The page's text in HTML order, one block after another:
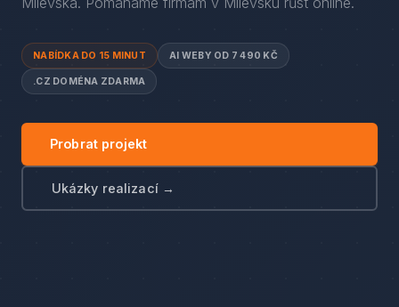
NABÍDKA DO 15 MINUT AI WEBY OD 7 490 KČ
.CZ DOMÉNA ZDARMA
Probrat projekt
Ukázky realizací →